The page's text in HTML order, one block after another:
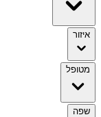
איזור
מטופל
שפה